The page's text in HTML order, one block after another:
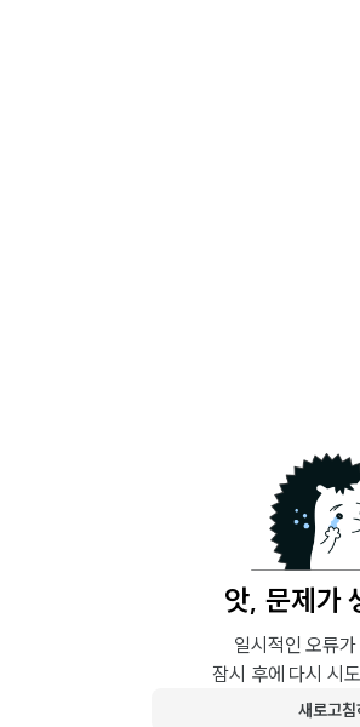
앗, 문제가
일시적인 오류
잠시 후에 다시 시
새로고침